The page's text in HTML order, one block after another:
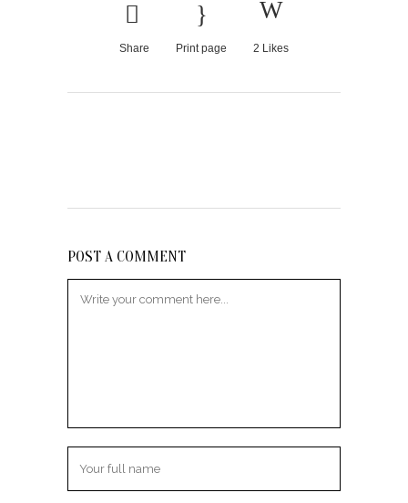
Share Print page 2 Likes
POST A COMMENT